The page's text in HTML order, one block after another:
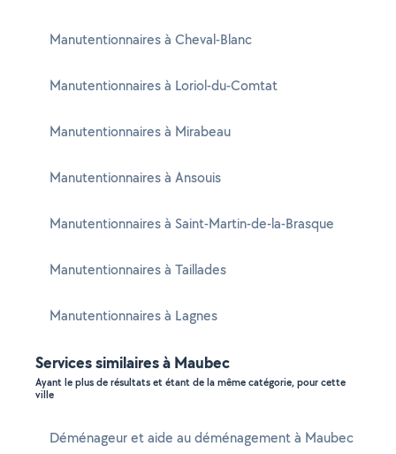
Manutentionnaires à Cheval-Blanc
Manutentionnaires à Loriol-du-Comtat
Manutentionnaires à Mirabeau
Manutentionnaires à Ansouis
Manutentionnaires à Saint-Martin-de-la-Brasque
Manutentionnaires à Taillades
Manutentionnaires à Lagnes
Services similaires à Maubec
Ayant le plus de résultats et étant de la même catégorie, pour cette
ville
Déménageur et aide au déménagement à Maubec